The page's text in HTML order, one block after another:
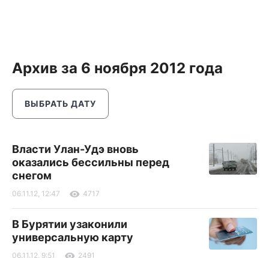
Архив за 6 ноября 2012 года
ВЫБРАТЬ ДАТУ
Власти Улан-Удэ вновь
оказались бессильны перед
снегом
06.11.12, 12:47 4717
В Бурятии узаконили
универсальную карту
06.11.12, 9:51 2491